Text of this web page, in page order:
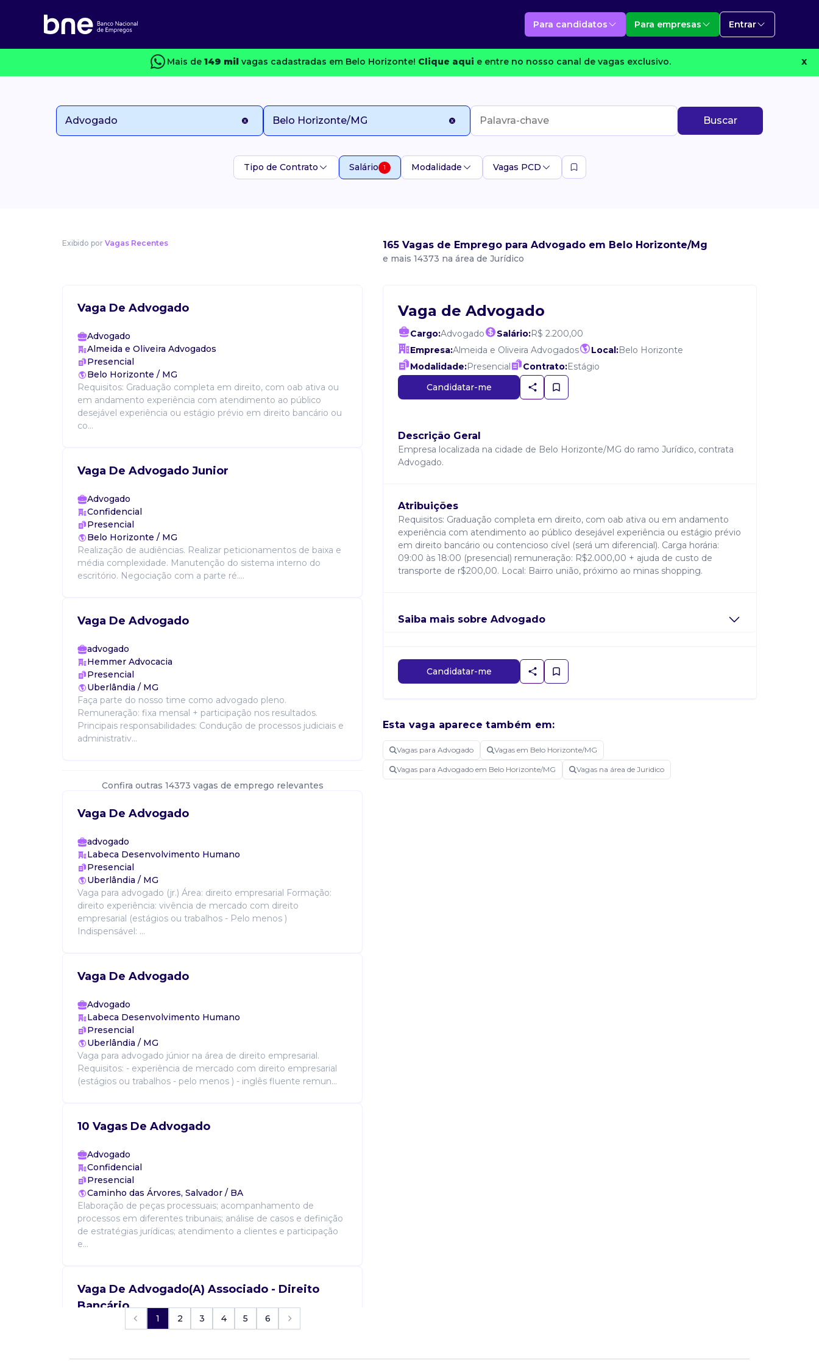
Para candidatos Para empresas Entrar
Mais de 149 milvagas cadastradas em Belo Horizonte! Clique aqui e entre no nosso canal de vagas exclusivo. X
Buscar
Tipo de Contrato Salário 1 Modalidade Vagas PCD
Exibido por Vagas Recentes 165 Vagas de Emprego para Advogado em Belo Horizonte/Mg
e mais 14373 na área de Jurídico
Vaga De Advogado
Advogado
Almeida e Oliveira Advogados
Presencial
Belo Horizonte / MG
Requisitos: Graduação completa em direito, com oab ativa ou
em andamento experiência com atendimento ao público
desejável experiência ou estágio prévio em direito bancário ou
co...
Vaga De Advogado Junior
Advogado
Confidencial
Presencial
Belo Horizonte / MG
Realização de audiências. Realizar peticionamentos de baixa e
média complexidade. Manutenção do sistema interno do
escritório. Negociação com a parte ré....
Vaga De Advogado
advogado
Hemmer Advocacia
Presencial
Uberlândia / MG
Faça parte do nosso time como advogado pleno.
Remuneração: fixa mensal + participação nos resultados.
Principais responsabilidades: Condução de processos judiciais e
administrativ...
Confira outras 14373 vagas de emprego relevantes
Vaga De Advogado
advogado
Labeca Desenvolvimento Humano
Presencial
Uberlândia / MG
Vaga para advogado (jr.) Área: direito empresarial Formação:
direito experiência: vivência de mercado com direito
empresarial (estágios ou trabalhos - Pelo menos )
Indispensável: ...
Vaga De Advogado
Advogado
Labeca Desenvolvimento Humano
Presencial
Uberlândia / MG
Vaga para advogado júnior na área de direito empresarial.
Requisitos: - experiência de mercado com direito empresarial
(estágios ou trabalhos - pelo menos ) - inglês fluente remun...
10 Vagas De Advogado
Advogado
Confidencial
Presencial
Caminho das Árvores, Salvador / BA
Elaboração de peças processuais; acompanhamento de
processos em diferentes tribunais; análise de casos e definição
de estratégias jurídicas; atendimento a clientes e participação
e...
Vaga De Advogado(A) Associado - Direito
Bancário
Presencial
1 2 3 4 5 6
Vaga de Advogado
Cargo:Advogado Salário:R$ 2.200,00
Empresa:Almeida e Oliveira Advogados Local:Belo Horizonte
Modalidade:Presencial Contrato:Estágio
Candidatar-me
Descrição Geral
Empresa localizada na cidade de Belo Horizonte/MG do ramo Jurídico, contrata
Advogado.
Atribuições
Requisitos: Graduação completa em direito, com oab ativa ou em andamento
experiência com atendimento ao público desejável experiência ou estágio prévio
em direito bancário ou contencioso cível (será um diferencial). Carga horária:
09:00 às 18:00 (presencial) remuneração: R$2.000,00 + ajuda de custo de
transporte de r$200,00. Local: Bairro união, próximo ao minas shopping.
Saiba mais sobre Advogado
Candidatar-me
Esta vaga aparece também em:
Vagas para Advogado Vagas em Belo Horizonte/MG
Vagas para Advogado em Belo Horizonte/MG Vagas na área de Juridico